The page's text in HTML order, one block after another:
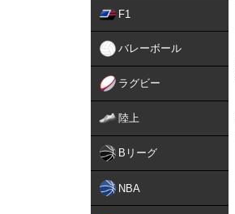
F1
バレーボール
ラグビー
陸上
Bリーグ
NBA